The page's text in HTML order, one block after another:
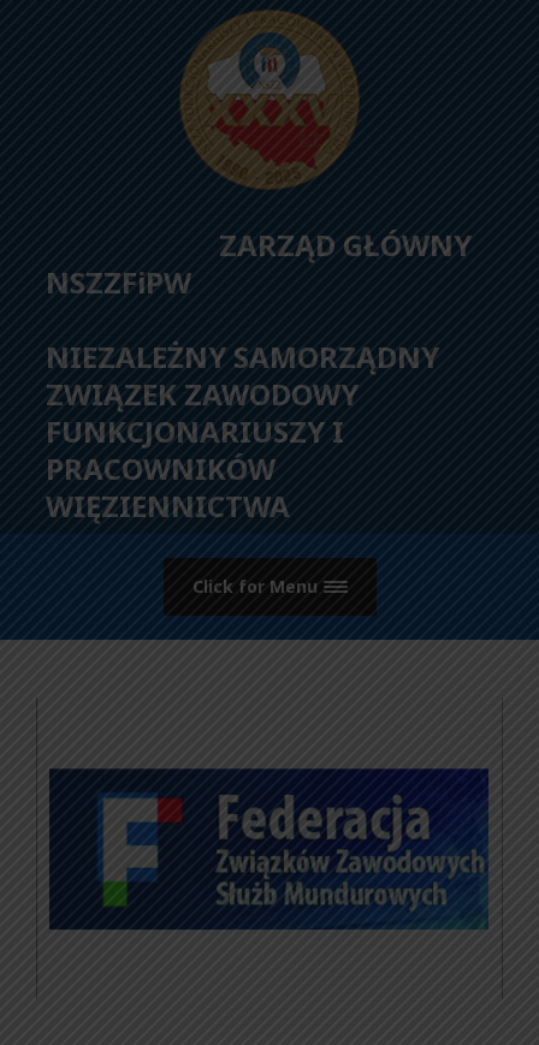
ZARZĄD GŁÓWNY
NSZZFiPW
NIEZALEŻNY SAMORZĄDNY
ZWIĄZEK ZAWODOWY
FUNKCJONARIUSZY I
PRACOWNIKÓW
WIĘZIENNICTWA
Click for Menu